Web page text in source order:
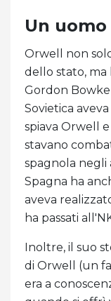
Un
Orwell non
dello stato, ma
Gordon
Sovietica
spiava Orwell
stavano
spagnola negli
Spagna ha
aveva
ha passati
Inoltre, il suo
di Orwell (un
era a